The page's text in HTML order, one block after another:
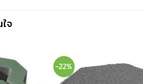
จ
-22%